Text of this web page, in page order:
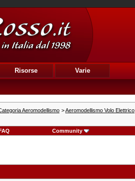
Risorse Varie
Aeromodellismo >Aeromodellismo Volo Elettrico
Community